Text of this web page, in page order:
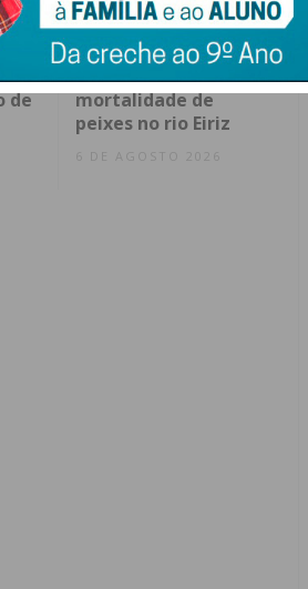
de
Avaria em coletor de
saneamento na
origem da
mortalidade de
peixes no rio Eiriz
6 DE AGOSTO 2026